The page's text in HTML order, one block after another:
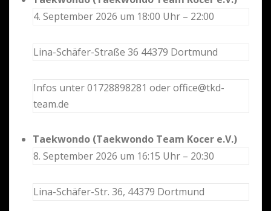
4. September 2026 um 18:00 Uhr – 22:00
Lina-Schäfer-Straße 36 44379 Dortmund
Infos unter 01728898281 oder office@tkd-
team.de
Taekwondo (Taekwondo Team Kocer e.V.)
8. September 2026 um 16:15 Uhr – 20:30
Lina-Schäfer-Str. 36, 44379 Dortmund